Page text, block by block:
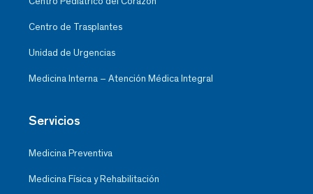
Centro de Trasplantes
Unidad de Urgencias
Medicina Interna – Atención Médica Integral
Servicios
Medicina Preventiva
Medicina Física y Rehabilitación